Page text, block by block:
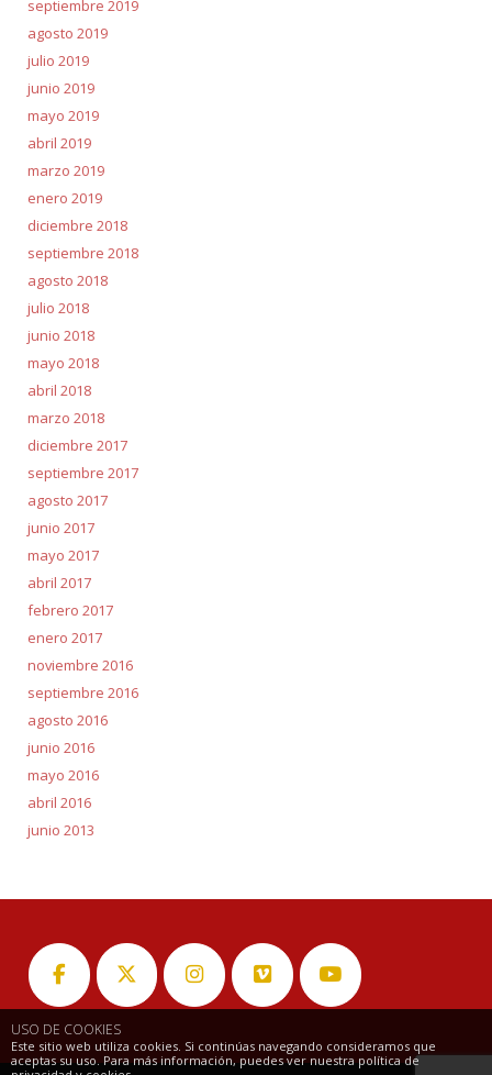
USO DE COOKIES
Este sitio web utiliza cookies. Si continúas navegando consideramos que
aceptas su uso. Para más información, puedes ver nuestra política de
septiembre 2019
agosto 2019
julio 2019
junio 2019
mayo 2019
abril 2019
marzo 2019
enero 2019
diciembre 2018
septiembre 2018
agosto 2018
julio 2018
junio 2018
mayo 2018
abril 2018
marzo 2018
diciembre 2017
septiembre 2017
agosto 2017
junio 2017
mayo 2017
abril 2017
febrero 2017
enero 2017
noviembre 2016
septiembre 2016
agosto 2016
junio 2016
mayo 2016
abril 2016
junio 2013